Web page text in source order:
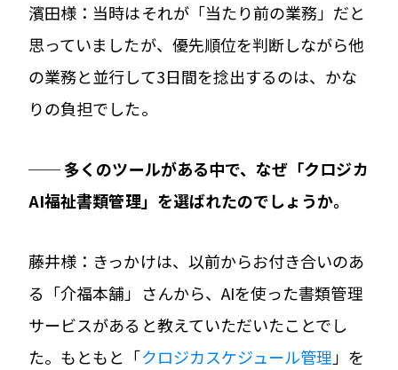
濱田様：当時はそれが「当たり前の業務」だと
思っていましたが、優先順位を判断しながら他
の業務と並行して3日間を捻出するのは、かな
りの負担でした。
── 多くのツールがある中で、なぜ「クロジカ
AI福祉書類管理」を選ばれたのでしょうか。
藤井様：きっかけは、以前からお付き合いのあ
る「介福本舗」さんから、AIを使った書類管理
サービスがあると教えていただいたことでし
た。もともと「クロジカスケジュール管理 」を